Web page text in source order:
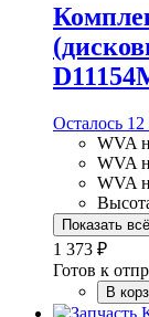
Осталось 12
WVA
WVA
WVA
Показать всё
1 373 ₽
Готов к
В